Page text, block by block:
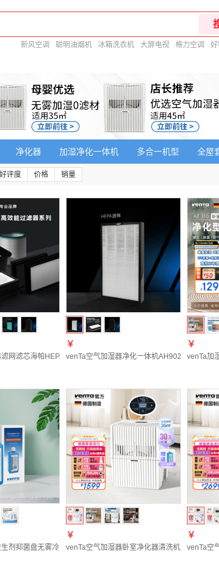
新风空调 聪明油烟机 冰箱洗衣机 大屏电视 格力空调 好
净化器 加湿净化一体机 多合一机型 全屋
好评度 价格 销量
网滤芯海帕HEPA13活性炭净化甲醛PM2.5异味厨房油烟柳絮花
￥
venTa空气加湿器净化一体机AH902高端德国
￥
venTa加
剂抑菌盘无雾冷蒸发空气加湿器通用除菌去除水垢提高加湿效率
￥
venTa空气加湿器卧室净化器清洗机无雾冷蒸
￥
venTa空